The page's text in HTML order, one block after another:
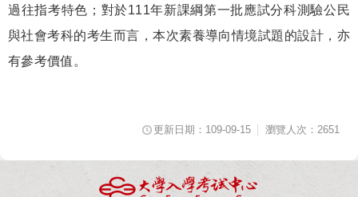
過往指考特色；對於111年新課綱第一批應試分科測驗公民
與社會考科的考生而言，本次素養導向情境試題的設計，亦
有參考價值。
更新日期：109-09-15 瀏覽人次：2651